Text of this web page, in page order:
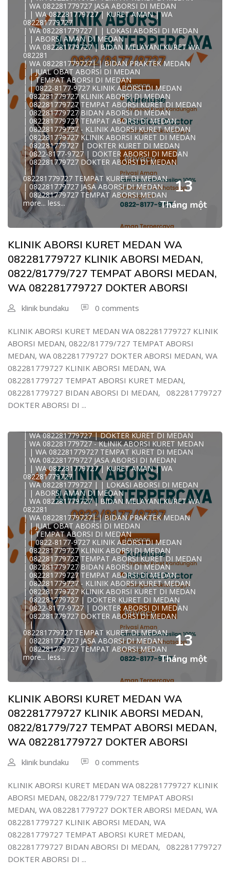
| WA 082281779727 JASA ABORSI DI MEDAN
| | WA 082281779727 | KURET AMAN | WA
082281779727
| WA 082281779727 | | LOKASI ABORSI DI MEDAN
| | ABORSI AMAN DI MEDAN
| WA 082281779727 | BIDAN MELAYANI KURET WA
082281
| WA 082281779727| | BIDAN PRAKTEK MEDAN
| | JUAL OBAT ABORSI DI MEDAN
| | TEMPAT ABORSI DI MEDAN
| | 0822-8177-9727 KLINIK ABORSI DI MEDAN
| 082281779727 KLINIK ABORSI DI MEDAN
| 082281779727 TEMPAT ABORSI KURET DI MEDAN
| 082281779727 BIDAN ABORSI DI MEDAN
| 082281779727 TEMPAT ABORSI DI MEDAN
| 082281779727 - KLINIK ABORSI KURET MEDAN
| 082281779727 KLINIK ABORSI KURET DI MEDAN
| 082281779727 | DOKTER KURET DI MEDAN
| 0822-8177-9727 | DOKTER ABORSI DI MEDAN
| 082281779727 DOKTER ABORSI DI MEDAN
| |
082281779727 TEMPAT KURET DI MEDAN
| 082281779727 JASA ABORSI DI MEDAN
| 082281779727 TEMPAT ABORSI MEDAN
more... less...
13
Tháng một
KLINIK ABORSI KURET MEDAN WA
082281779727 KLINIK ABORSI MEDAN,
0822/81779/727 TEMPAT ABORSI MEDAN,
WA 082281779727 DOKTER ABORSI
klinik bundaku 0 comments
KLINIK ABORSI KURET MEDAN WA 082281779727 KLINIK
ABORSI MEDAN, 0822/81779/727 TEMPAT ABORSI
MEDAN, WA 082281779727 DOKTER ABORSI MEDAN, WA
082281779727 KLINIK ABORSI MEDAN, WA
082281779727 TEMPAT ABORSI KURET MEDAN,
082281779727 BIDAN ABORSI DI MEDAN, 082281779727
DOKTER ABORSI DI ...
KLINIK ABORSI KURET MEDAN WA 082281779727 KLINIK
A
0822/81779/727 TEMPAT ABORSI MEDAN
WA 082281779727 DOKTER ABORSI MEDAN
WA 082281779727 KLINIK ABORSI MEDAN
WA 082281779727 TEMPAT ABORSI KURET MEDAN
082281779727 BIDAN ABORSI DI MEDAN
082281779727 DOKTER ABORSI DI MEDAN
WA 0822*81779*727 TEMPAT ABORSI MEDAN
WA 082281779727 DOKTER KURET DI MEDAN
WA 082281779727 TEMPAT KURET DI MEDAN
WA 082281779727 JASA ABORSI DI MEDAN
| WA 082-281-779-727 KURET AMAN WA 082281779727
TE
| WA 082-281-779-727 LOKASI ABORSI DI MEDAN
082-281-779-727 ABORSI AMAN DI MEDAN
| WA 082281779727 BIDAN MELAYANI KURET WA
08228177
WA 082281779727 BIDAN PRAKTEK MEDAN
| KLINIK ABORSI MEDAN
WA 082281779727 TEMPAT ABORSI DI MEDAN
| 082281779727 KLINIK ABORSI MEDAN
| WA 0822-8177-9727 DOKTER ABORSI DI MEDAN
| WA 082*2817797*27 BIDAN ABORSI DI MEDAN
| WA 0822*81779*727 KLINIK KURET DI MEDAN
WA 082281779727 KURET AMAN | WA 082281779727
KLINI
| WA 082/281779/727 KLINIK ABORSI KURET DI MEDAN
| WA 082281779727 DOKTER KURET DI MEDAN
WA 082281779727 DOKTER ABORSI DI MEDAN
| WA 08228*1779*727 TEMPAT KURET DI MEDAN
| WA )082281779727) JASA ABORSI DI MEDAN
| WA 0822#8177#9727 TEMPAT ABORSI MEDAN
| ABORSI AMAN DI MEDAN
| WA 082281779727 TEMPAT KURET MEDAN
0822817797
| WA 082281779727BIDAN PRAKTEK MEDAN
JUAL OBAT ABORSI DI MEDAN
| TEMPAT ABORSI DI MEDAN
| HTTPS://WA.ME/6282281779727 WA 082-281-779-727 K
| WA 082281779727 KLINIK ABORSI KURET DI MEDAN
| WA 082281779727 TEMPAT ABORSI DI MEDAN
| WA 082281779727 BIDAN ABORSI DI MEDAN
| WA 082281779727 TEMPAT ABORSI MEDAN
| 0822-8177-9727 DOKTER ABORSI DI MEDAN
| WA 082281779727 TEMPAT ABORSI KURET DI MEDAN
| WA 082281779727 | DOKTER KURET DI MEDAN
| WA 082281779727 - KLINIK ABORSI KURET MEDAN
| | WA 082281779727 TEMPAT KURET DI MEDAN
| WA 082281779727 JASA ABORSI DI MEDAN
| | WA 082281779727 | KURET AMAN | WA
082281779727
| WA 082281779727 | | LOKASI ABORSI DI MEDAN
| | ABORSI AMAN DI MEDAN
| WA 082281779727 | BIDAN MELAYANI KURET WA
082281
| WA 082281779727| | BIDAN PRAKTEK MEDAN
| | JUAL OBAT ABORSI DI MEDAN
| | TEMPAT ABORSI DI MEDAN
| | 0822-8177-9727 KLINIK ABORSI DI MEDAN
| 082281779727 KLINIK ABORSI DI MEDAN
| 082281779727 TEMPAT ABORSI KURET DI MEDAN
| 082281779727 BIDAN ABORSI DI MEDAN
| 082281779727 TEMPAT ABORSI DI MEDAN
| 082281779727 - KLINIK ABORSI KURET MEDAN
| 082281779727 KLINIK ABORSI KURET DI MEDAN
| 082281779727 | DOKTER KURET DI MEDAN
| 0822-8177-9727 | DOKTER ABORSI DI MEDAN
| 082281779727 DOKTER ABORSI DI MEDAN
| |
082281779727 TEMPAT KURET DI MEDAN
| 082281779727 JASA ABORSI DI MEDAN
| 082281779727 TEMPAT ABORSI MEDAN
more... less...
13
Tháng một
KLINIK ABORSI KURET MEDAN WA
082281779727 KLINIK ABORSI MEDAN,
0822/81779/727 TEMPAT ABORSI MEDAN,
WA 082281779727 DOKTER ABORSI
klinik bundaku 0 comments
KLINIK ABORSI KURET MEDAN WA 082281779727 KLINIK
ABORSI MEDAN, 0822/81779/727 TEMPAT ABORSI
MEDAN, WA 082281779727 DOKTER ABORSI MEDAN, WA
082281779727 KLINIK ABORSI MEDAN, WA
082281779727 TEMPAT ABORSI KURET MEDAN,
082281779727 BIDAN ABORSI DI MEDAN, 082281779727
DOKTER ABORSI DI ...
KLINIK ABORSI KURET MEDAN WA 082281779727 KLINIK
A
0822/81779/727 TEMPAT ABORSI MEDAN
WA 082281779727 DOKTER ABORSI MEDAN
WA 082281779727 KLINIK ABORSI MEDAN
WA 082281779727 TEMPAT ABORSI KURET MEDAN
082281779727 BIDAN ABORSI DI MEDAN
082281779727 DOKTER ABORSI DI MEDAN
WA 0822*81779*727 TEMPAT ABORSI MEDAN
WA 082281779727 DOKTER KURET DI MEDAN
WA 082281779727 TEMPAT KURET DI MEDAN
WA 082281779727 JASA ABORSI DI MEDAN
| WA 082-281-779-727 KURET AMAN WA 082281779727
TE
| WA 082-281-779-727 LOKASI ABORSI DI MEDAN
082-281-779-727 ABORSI AMAN DI MEDAN
| WA 082281779727 BIDAN MELAYANI KURET WA
08228177
WA 082281779727 BIDAN PRAKTEK MEDAN
| KLINIK ABORSI MEDAN
WA 082281779727 TEMPAT ABORSI DI MEDAN
| 082281779727 KLINIK ABORSI MEDAN
| WA 0822-8177-9727 DOKTER ABORSI DI MEDAN
| WA 082*2817797*27 BIDAN ABORSI DI MEDAN
| WA 0822*81779*727 KLINIK KURET DI MEDAN
WA 082281779727 KURET AMAN | WA 082281779727
KLINI
| WA 082/281779/727 KLINIK ABORSI KURET DI MEDAN
| WA 082281779727 DOKTER KURET DI MEDAN
WA 082281779727 DOKTER ABORSI DI MEDAN
| WA 08228*1779*727 TEMPAT KURET DI MEDAN
| WA )082281779727) JASA ABORSI DI MEDAN
| WA 0822#8177#9727 TEMPAT ABORSI MEDAN
| ABORSI AMAN DI MEDAN
| WA 082281779727 TEMPAT KURET MEDAN
0822817797
| WA 082281779727BIDAN PRAKTEK MEDAN
JUAL OBAT ABORSI DI MEDAN
| TEMPAT ABORSI DI MEDAN
| HTTPS://WA.ME/6282281779727 WA 082-281-779-727 K
| WA 082281779727 KLINIK ABORSI KURET DI MEDAN
| WA 082281779727 TEMPAT ABORSI DI MEDAN
| WA 082281779727 BIDAN ABORSI DI MEDAN
| WA 082281779727 TEMPAT ABORSI MEDAN
| 0822-8177-9727 DOKTER ABORSI DI MEDAN
| WA 082281779727 TEMPAT ABORSI KURET DI MEDAN